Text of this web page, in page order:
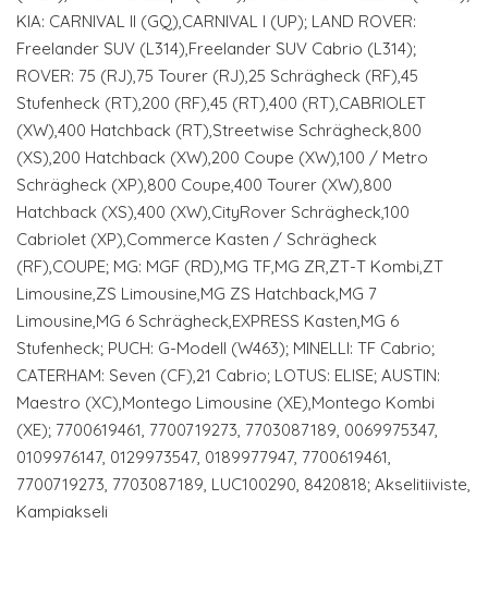
KIA: CARNIVAL II (GQ),CARNIVAL I (UP); LAND ROVER:
Freelander SUV (L314),Freelander SUV Cabrio (L314);
ROVER: 75 (RJ),75 Tourer (RJ),25 Schrägheck (RF),45
Stufenheck (RT),200 (RF),45 (RT),400 (RT),CABRIOLET
(XW),400 Hatchback (RT),Streetwise Schrägheck,800
(XS),200 Hatchback (XW),200 Coupe (XW),100 / Metro
Schrägheck (XP),800 Coupe,400 Tourer (XW),800
Hatchback (XS),400 (XW),CityRover Schrägheck,100
Cabriolet (XP),Commerce Kasten / Schrägheck
(RF),COUPE; MG: MGF (RD),MG TF,MG ZR,ZT-T Kombi,ZT
Limousine,ZS Limousine,MG ZS Hatchback,MG 7
Limousine,MG 6 Schrägheck,EXPRESS Kasten,MG 6
Stufenheck; PUCH: G-Modell (W463); MINELLI: TF Cabrio;
CATERHAM: Seven (CF),21 Cabrio; LOTUS: ELISE; AUSTIN:
Maestro (XC),Montego Limousine (XE),Montego Kombi
(XE); 7700619461, 7700719273, 7703087189, 0069975347,
0109976147, 0129973547, 0189977947, 7700619461,
7700719273, 7703087189, LUC100290, 8420818; Akselitiiviste,
Kampiakseli